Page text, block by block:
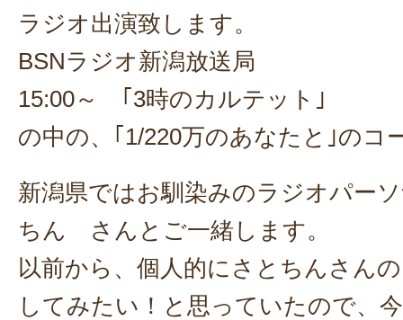
ラジオ出演致します。
BSNラジオ新潟放送局
15:00～ ｢3時のカルテット｣
の中の、｢1/220万のあなたと｣のコ
新潟県ではお馴染みのラジオパー
ちん さんとご一緒します。
以前から、個人的にさとちんさん
してみたい！と思っていたので、